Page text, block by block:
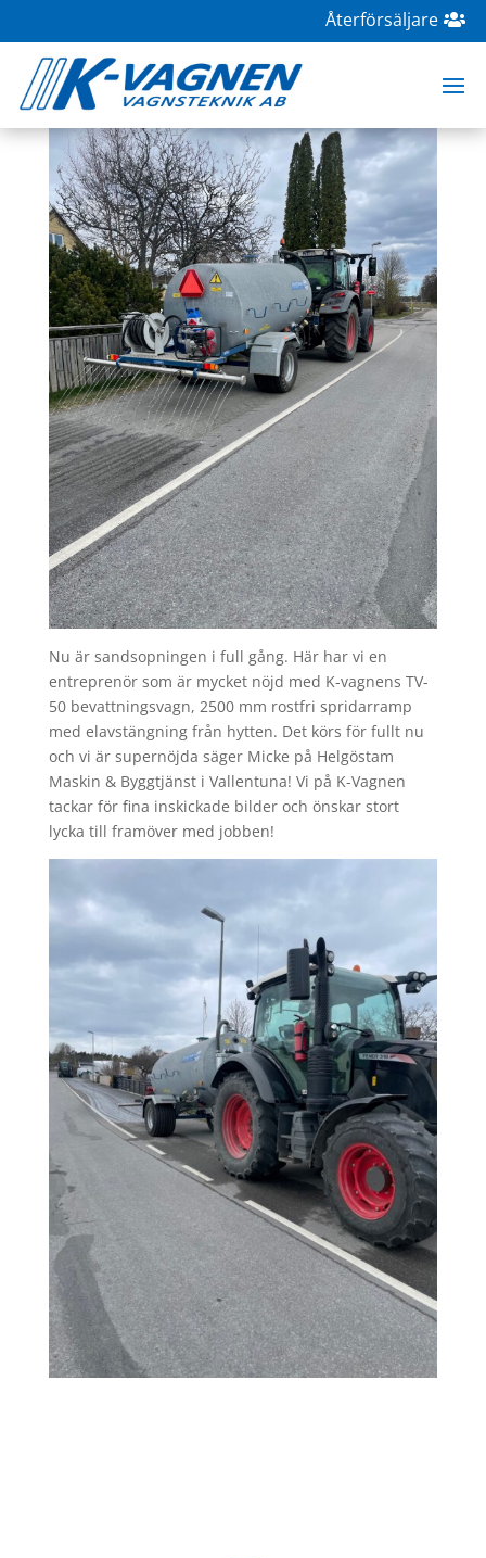
Återförsäljare
TV-50 bevattningsvagn
maj 2, 2022|Bevattning
Nu är sandsopningen i full gång. Här har vi en
entreprenör som är mycket nöjd med K-vagnens TV-
50 bevattningsvagn, 2500 mm rostfri spridarramp
med elavstängning från hytten. Det körs för fullt nu
och vi är supernöjda säger Micke på Helgöstam
Maskin & Byggtjänst i Vallentuna! Vi på K-Vagnen
tackar för fina inskickade bilder och önskar stort
lycka till framöver med jobben!